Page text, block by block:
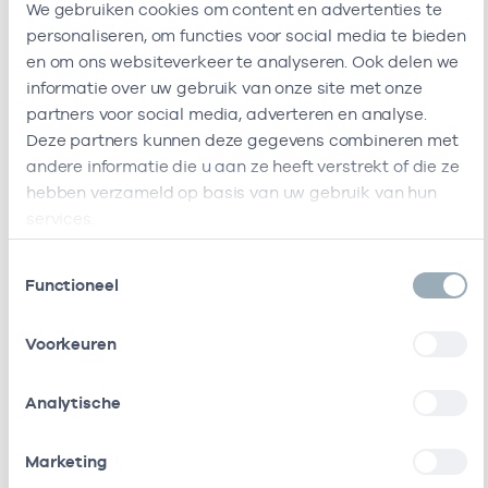
We gebruiken cookies om content en advertenties te
personaliseren, om functies voor social media te bieden
en om ons websiteverkeer te analyseren. Ook delen we
informatie over uw gebruik van onze site met onze
partners voor social media, adverteren en analyse.
Deze partners kunnen deze gegevens combineren met
andere informatie die u aan ze heeft verstrekt of die ze
hebben verzameld op basis van uw gebruik van hun
Functioneel
Voorkeuren
Analytische
Marketing
Ik ben werkzaam bij de volgende vestigingen
Ik heb een arbeidsrelatie met
Naam Rol AGB-code
Hzw Sez B.v.
Vrijgevestigd
getekend)
53530008
Stichting
Gezondheidscentra
53530042
Cooperatie
Huisartsen
Zuid